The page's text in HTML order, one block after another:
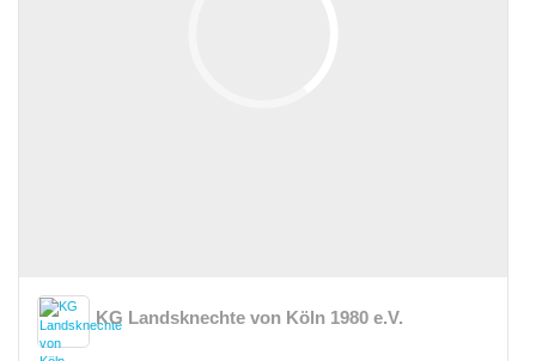
KG Landsknechte von Köln 1980 e.V.